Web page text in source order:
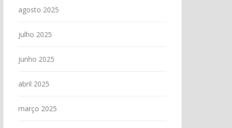
agosto 2025
julho 2025
junho 2025
abril 2025
março 2025